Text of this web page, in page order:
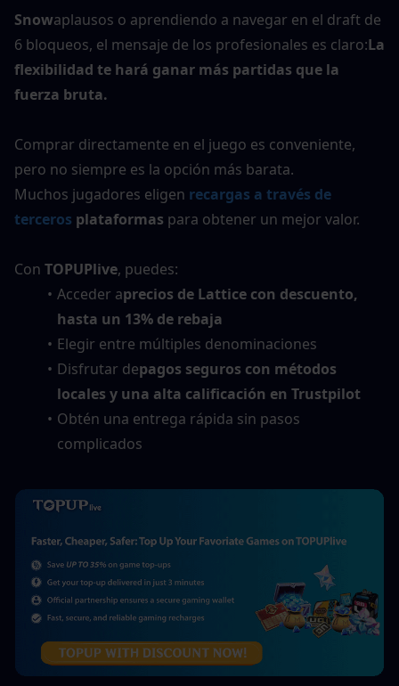
Snowaplausos o aprendiendo a navegar en el draft de
6 bloqueos, el mensaje de los profesionales es claro:La
flexibilidad te hará ganar más partidas que la
fuerza bruta.
Comprar directamente en el juego es conveniente,
pero no siempre es la opción más barata.
Muchos jugadores eligen recargas a través de
terceros plataformas para obtener un mejor valor.
Con TOPUPlive, puedes:
Acceder aprecios de Lattice con descuento,
hasta un 13% de rebaja
Elegir entre múltiples denominaciones
Disfrutar depagos seguros con métodos
locales y una alta calificación en Trustpilot
Obtén una entrega rápida sin pasos
complicados